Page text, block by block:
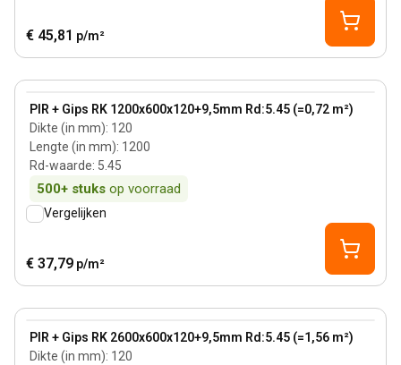
€ 45,81 p/m²
PIR + Gips RK 1200x600x120+9,5mm Rd:5.45 (=0,72 m²)
Dikte (in mm): 120
Lengte (in mm): 1200
Rd-waarde: 5.45
500+ stuks op voorraad
View product
Vergelijken
€ 37,79 p/m²
PIR + Gips RK 2600x600x120+9,5mm Rd:5.45 (=1,56 m²)
Dikte (in mm): 120
View product